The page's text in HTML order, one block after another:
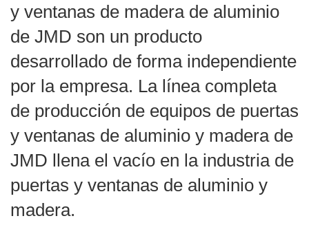
y ventanas de madera de aluminio
de JMD son un producto
desarrollado de forma independiente
por la empresa. La línea completa
de producción de equipos de puertas
y ventanas de aluminio y madera de
JMD llena el vacío en la industria de
puertas y ventanas de aluminio y
madera.